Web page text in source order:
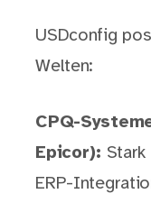
USDconfig
Welten:
CPQ-
Epicor):
ERP-